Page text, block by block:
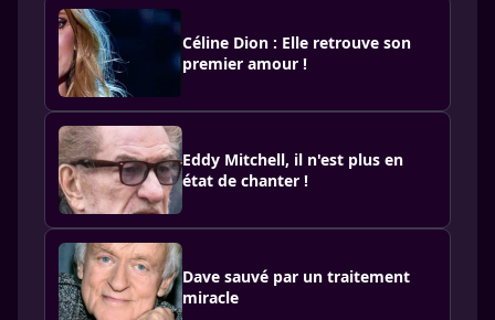
Céline Dion : Elle retrouve son
premier amour !
Eddy Mitchell, il n'est plus en
état de chanter !
Dave sauvé par un traitement
miracle